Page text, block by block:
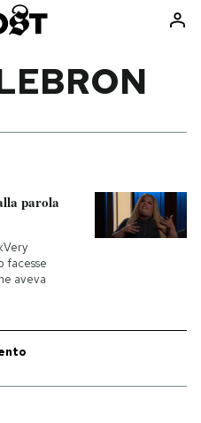
Consumismi
Media
Altrecose
parola
facesse
aveva